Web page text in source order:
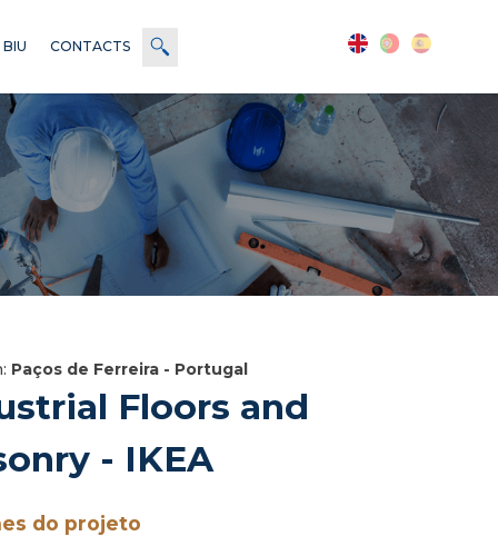
CONTACTS
Paços de Ferreira - Portugal
Floors and
- IKEA
do projeto